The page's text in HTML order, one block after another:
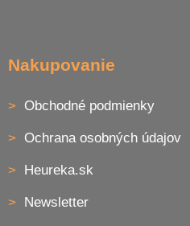
Nakupovanie
Obchodné podmienky
Ochrana osobných údajov
Heureka.sk
Newsletter